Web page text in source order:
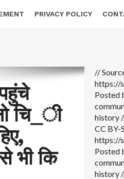
PRIVACY POLICY
चि_ी
भी कि
//
https://
Posted
history
CC BY-
https://
Posted
history